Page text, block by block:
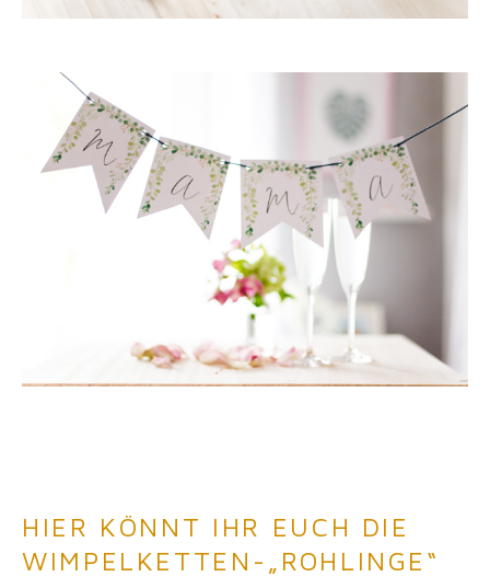
HIER KÖNNT IHR EUCH DIE
WIMPELKETTEN-„ROHLINGE“